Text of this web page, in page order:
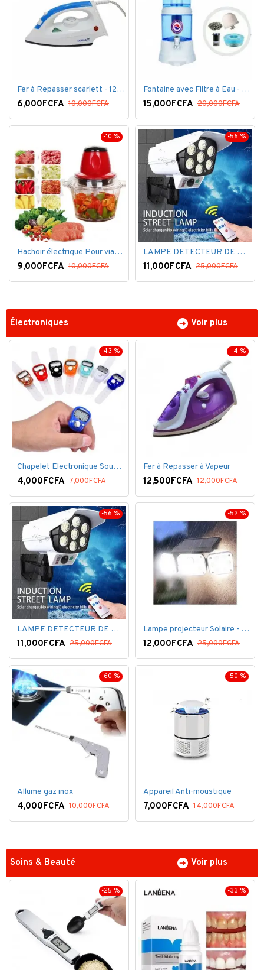
Fer à Repasser scarlett - 1200 W - Bleu Blanc
6,000FCFA 10,000FCFA
Fontaine avec Filtre à Eau - 16 Litres - Blanc
15,000FCFA 20,000FCFA
-10 %
Hachoir électrique Pour viandes et légumes -Rouge
9,000FCFA 10,000FCFA
-56 %
LAMPE DETECTEUR DE MOUVEMENT SOLAR SENSOR LIGHT
11,000FCFA 25,000FCFA
Électroniques Voir plus
-43 %
Chapelet Electronique Sous Forme De Bague Tasbih
4,000FCFA 7,000FCFA
--4 %
Fer à Repasser à Vapeur
12,500FCFA 12,000FCFA
-56 %
LAMPE DETECTEUR DE MOUVEMENT SOLAR SENSOR LIGHT
11,000FCFA 25,000FCFA
-52 %
Lampe projecteur Solaire - Détecteur de mouvement - Intelligente 3 Face
12,000FCFA 25,000FCFA
-60 %
Allume gaz inox
4,000FCFA 10,000FCFA
-50 %
Appareil Anti-moustique
7,000FCFA 14,000FCFA
Soins & Beauté Voir plus
-25 % -33 %